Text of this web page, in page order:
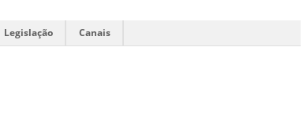
Legislação Canais